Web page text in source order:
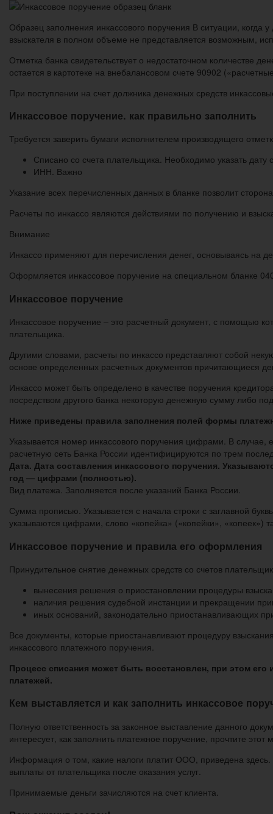
Образец заполнения инкассового поручения В ситуации, когда
взыскателя в полном объеме не представляется возможным,
Отметка банка свидетельствует о недостаточном количестве
остается в картотеке на внебалансовом счете 90902
При поступлении на счет должника денежных средств
Инкассовое поручение. как правильно заполнить
Требуется заверить бумаги исполнителем производящего
Списано со счета плательщика. Необходимо указать
ИНН. Важно
Указание всех перечисленных данных в бланке позволит
Расчеты по инкассо являются действиями по получению и
Внимание
Инкассо применяют для перечисления денег, основываясь на
Оформляется инкассовое поручение на специальном бланке
Инкассовое поручение
Инкассовое поручение – это расчетный документ, с помощью
плательщика.
Другими словами, расчеты по инкассо представляют собой
основе определенных расчетных документов причитающиеся
Инкассо может быть определено в качестве поручения
посредством другого банка некоторую денежную сумму либо
Ниже приведены правила заполнения полей формы
Указывается номер инкассового поручения цифрами. В
расчетную сеть Банка России идентифицируются по трем
Дата. Дата составления инкассового поручения.
год — цифрами (полностью).
Вид платежа. Заполняется после указаний Банка России.
Сумма прописью. Указывается с начала строки с заглавной
указываются цифрами, слово «копейка» («копейки», «копеек»)
Инкассовое поручение и правила его оформления
Принудительное снятие денежных средств со счетов
вынесения решения о приостановлении процедуры
наличия решения судебной инстанции и прекращении
иных оснований, законодательно приостанавливающих
Все документы, которые приостанавливают процедуру
инкассового платежного поручения.
Процесс списания может быть восстановлен, при этом
платежей.
Кем выставляется и как заполнить инкассовое
Полную ответственность за законное выставление данного
интересует, как заполнить платежное поручение, прочтите этот
Информация о том, какие налоги платит ООО, приведена
выплаты от плательщика после оказания услуг.
Принимаемые деньги зачисляются на счет клиента.